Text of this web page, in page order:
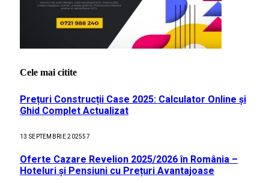
Cele mai citite
Prețuri Construcții Case 2025: Calculator Online și
Ghid Complet Actualizat
13 SEPTEMBRIE 202557
Oferte Cazare Revelion 2025/2026 în România –
Hoteluri și Pensiuni cu Prețuri Avantajoase